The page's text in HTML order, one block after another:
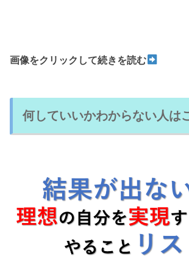
画像をクリックして続きを読む
何していいかわからない人は